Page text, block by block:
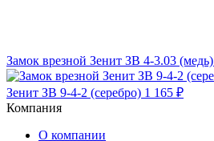
Замок врезной Зенит ЗВ 4-3.03 (медь)
Зенит ЗВ 9-4-2 (серебро) 1 165 ₽
Компания
О компании